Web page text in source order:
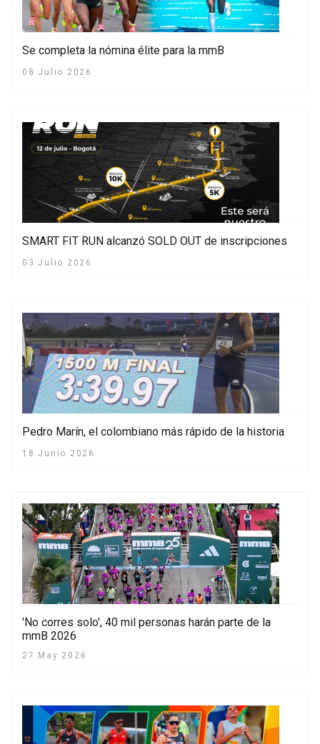
Se completa la nómina élite para la mmB
08 Julio 2026
SMART FIT RUN alcanzó SOLD OUT de inscripciones
03 Julio 2026
Pedro Marín, el colombiano más rápido de la historia
18 Junio 2026
'No corres solo', 40 mil personas harán parte de la
mmB 2026
27 May 2026